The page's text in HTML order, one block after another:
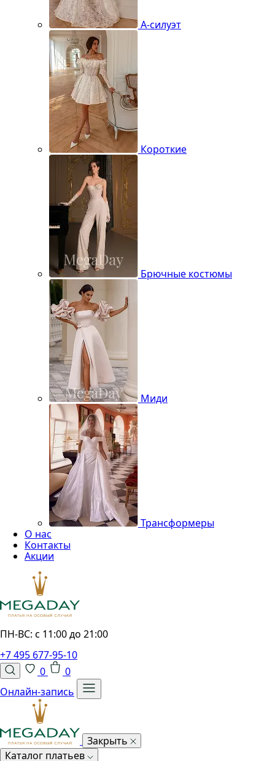
А-силуэт
Короткие
Брючные костюмы
Миди
Трансформеры
О нас
Контакты
Акции
ПН-ВС: с 11:00 до 21:00
+7 495 677-95-10
0
0
Онлайн-запись
Закрыть
Каталог платьев